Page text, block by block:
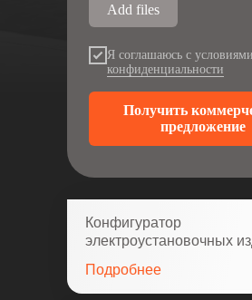
Add files
Я соглашаюсь с условиями
конфиденциальности
Получить
предложение
Конфигуратор
электроустановочных
Подробнее